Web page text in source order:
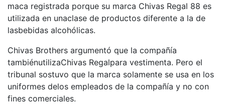
maca registrada porque su marca Chivas Regal 88 es
utilizada en unaclase de productos diferente a la de
lasbebidas alcohólicas.
Chivas Brothers argumentó que la compañía
tambiénutilizaChivas Regalpara vestimenta. Pero el
tribunal sostuvo que la marca solamente se usa en los
uniformes delos empleados de la compañía y no con
fines comerciales.